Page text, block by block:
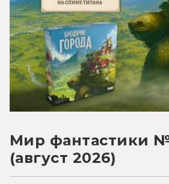
Мир фантастики
(август 2026)